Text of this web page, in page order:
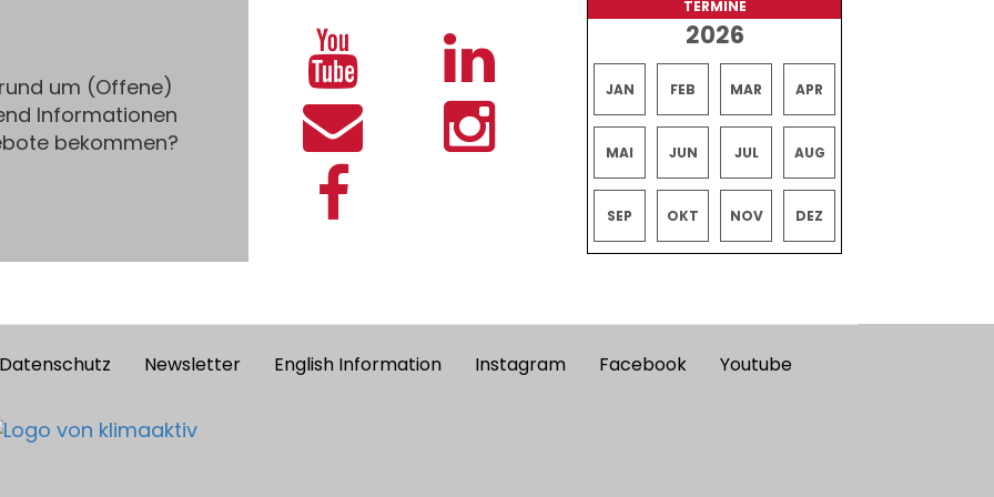
um (Offene)
Informationen
bekommen?
TERMINE
2026
JAN FEB MAR APR
MAI JUN JUL AUG
SEP OKT NOV DEZ
Datenschutz Newsletter English Information Instagram Facebook Youtube